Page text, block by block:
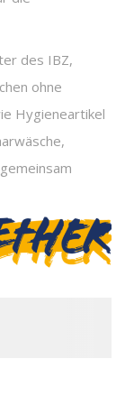
des IBZ,
ohne
Hygieneartikel